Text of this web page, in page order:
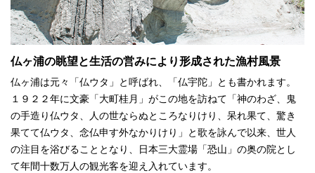
仏ヶ浦の眺望と生活の営みにより形成された漁村風景
仏ヶ浦は元々「仏ウタ」と呼ばれ、「仏宇陀」とも書かれます。
１９２２年に文豪「大町桂月」がこの地を訪ねて「神のわざ、鬼
の手造り仏ウタ、人の世ならぬところなりけり、呆れ果て、驚き
果てて仏ウタ、念仏申す外なかりけり」と歌を詠んで以来、世人
の注目を浴びることとなり、日本三大霊場「恐山」の奥の院とし
て年間十数万人の観光客を迎え入れています。